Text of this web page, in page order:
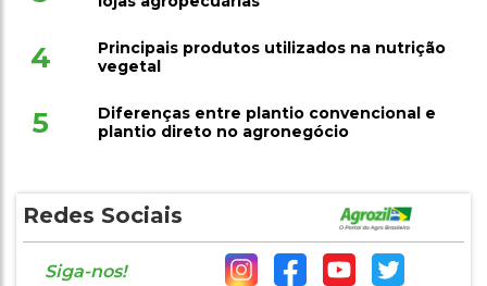
4
Principais produtos utilizados na nutrição
vegetal
5
Diferenças entre plantio convencional e
plantio direto no agronegócio
Redes Sociais
Siga-nos!